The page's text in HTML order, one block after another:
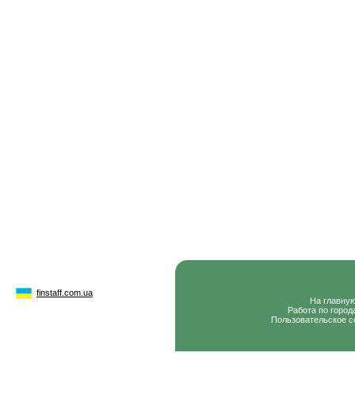
finstaff.com.ua
На
Работа по
Пользовательское